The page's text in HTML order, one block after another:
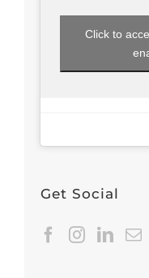
Click to
Get Social